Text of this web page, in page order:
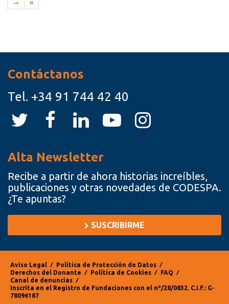
→ »
Contáctanos
Tel. +34 91 744 42 40
Alta Newsletter
Recibe a partir de ahora historias increíbles,
publicaciones y otras novedades de CODESPA.
¿Te apuntas?
SUSCRIBIRME
Aviso Legal ⁄ Política de Protección de Datos
⁄
Derechos del Donante
⁄ Política de Cookies ⁄ FAQ
⁄
Canal de denuncias
⁄
Inscrita en el Registro de Fundaciones con el nº/28/0832. C.I.F.: G-
78096187